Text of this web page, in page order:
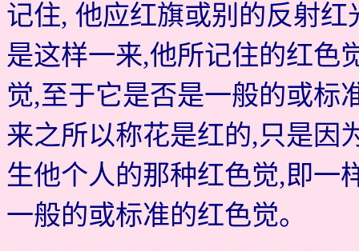
记住, 他应红旗或别的反射
是这样一来,他所记住的红色
觉,至于它是否是一般的或标
来之所以称花是红的,只是因
生他个人的那种红色觉,即一
一般的或标准的红色觉。